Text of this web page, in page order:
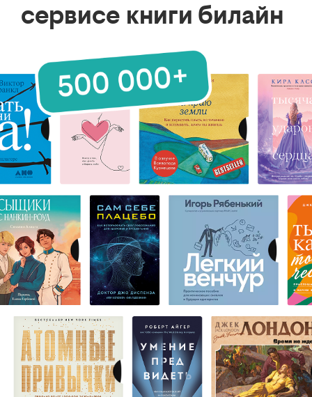
сервисе книги билайн